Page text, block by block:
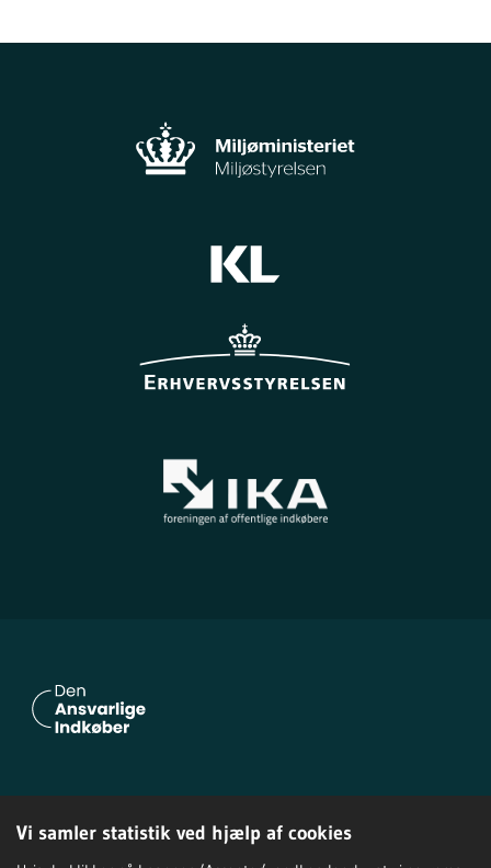
Vi samler statistik ved hjælp af cookies
Privatlivspolitik